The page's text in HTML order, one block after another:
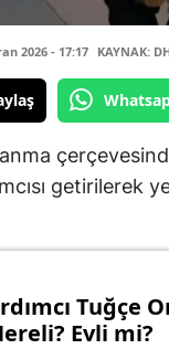
2026 - 17:17 KAYNAK:
getirilerek
Tuğçe
Evli mi?